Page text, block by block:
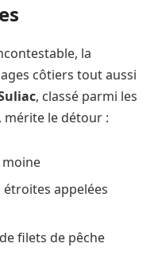
la
côtiers tout aussi
, classé parmi les
mérite le détour :
moine
étroites appelées
filets de pêche